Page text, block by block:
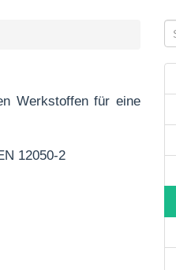
Werkstoffen für eine
12050-2